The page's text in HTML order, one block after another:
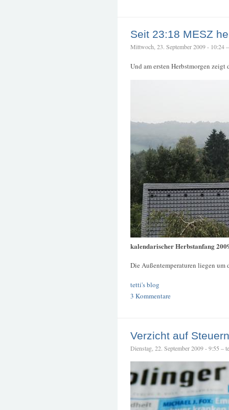
Seit 23:18 MESZ
Mittwoch, 23. September 2009 - 10:24
Und am ersten Herbstmorgen
kalendarischer Herbstanfang
Die Außentemperaturen liegen um
tetti's blog
3 Kommentare
Verzicht auf
Dienstag, 22. September 2009 - 9:55 –